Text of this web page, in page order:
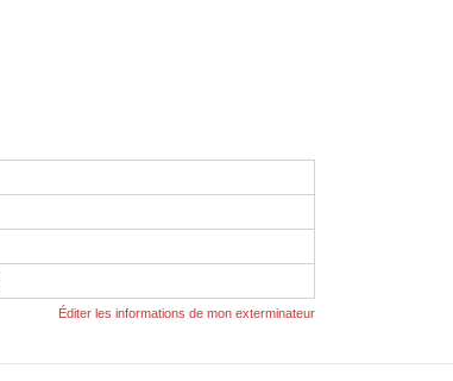
Éditer les informations de mon exterminateur